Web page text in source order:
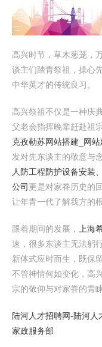
高兴时节，草木葱茏，
谈主们踏青祭祖，操心
中华英才的传统良习。
高兴祭祖不仅是一种庆
父老会指挥晚辈赶赴祖
克孜勒苏网站搭建_网
发对先东谈主的敬意与
人防工程防护设备安装
公司 更是对家眷历史的
让年青一代了解我方的
跟着期间的发展， 上海
速，很多东谈主无法躬
新体式应时而生，既保
不管神情何如变化，高
宗的敬仰与对家眷的青睐
陆河人才招聘网-陆河人
家政服务部